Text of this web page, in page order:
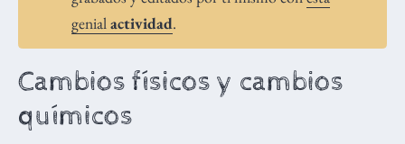
genialactividad.
Cambios físicos y cambios
químicos